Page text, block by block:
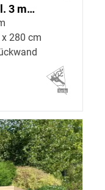
3 m
280 cm